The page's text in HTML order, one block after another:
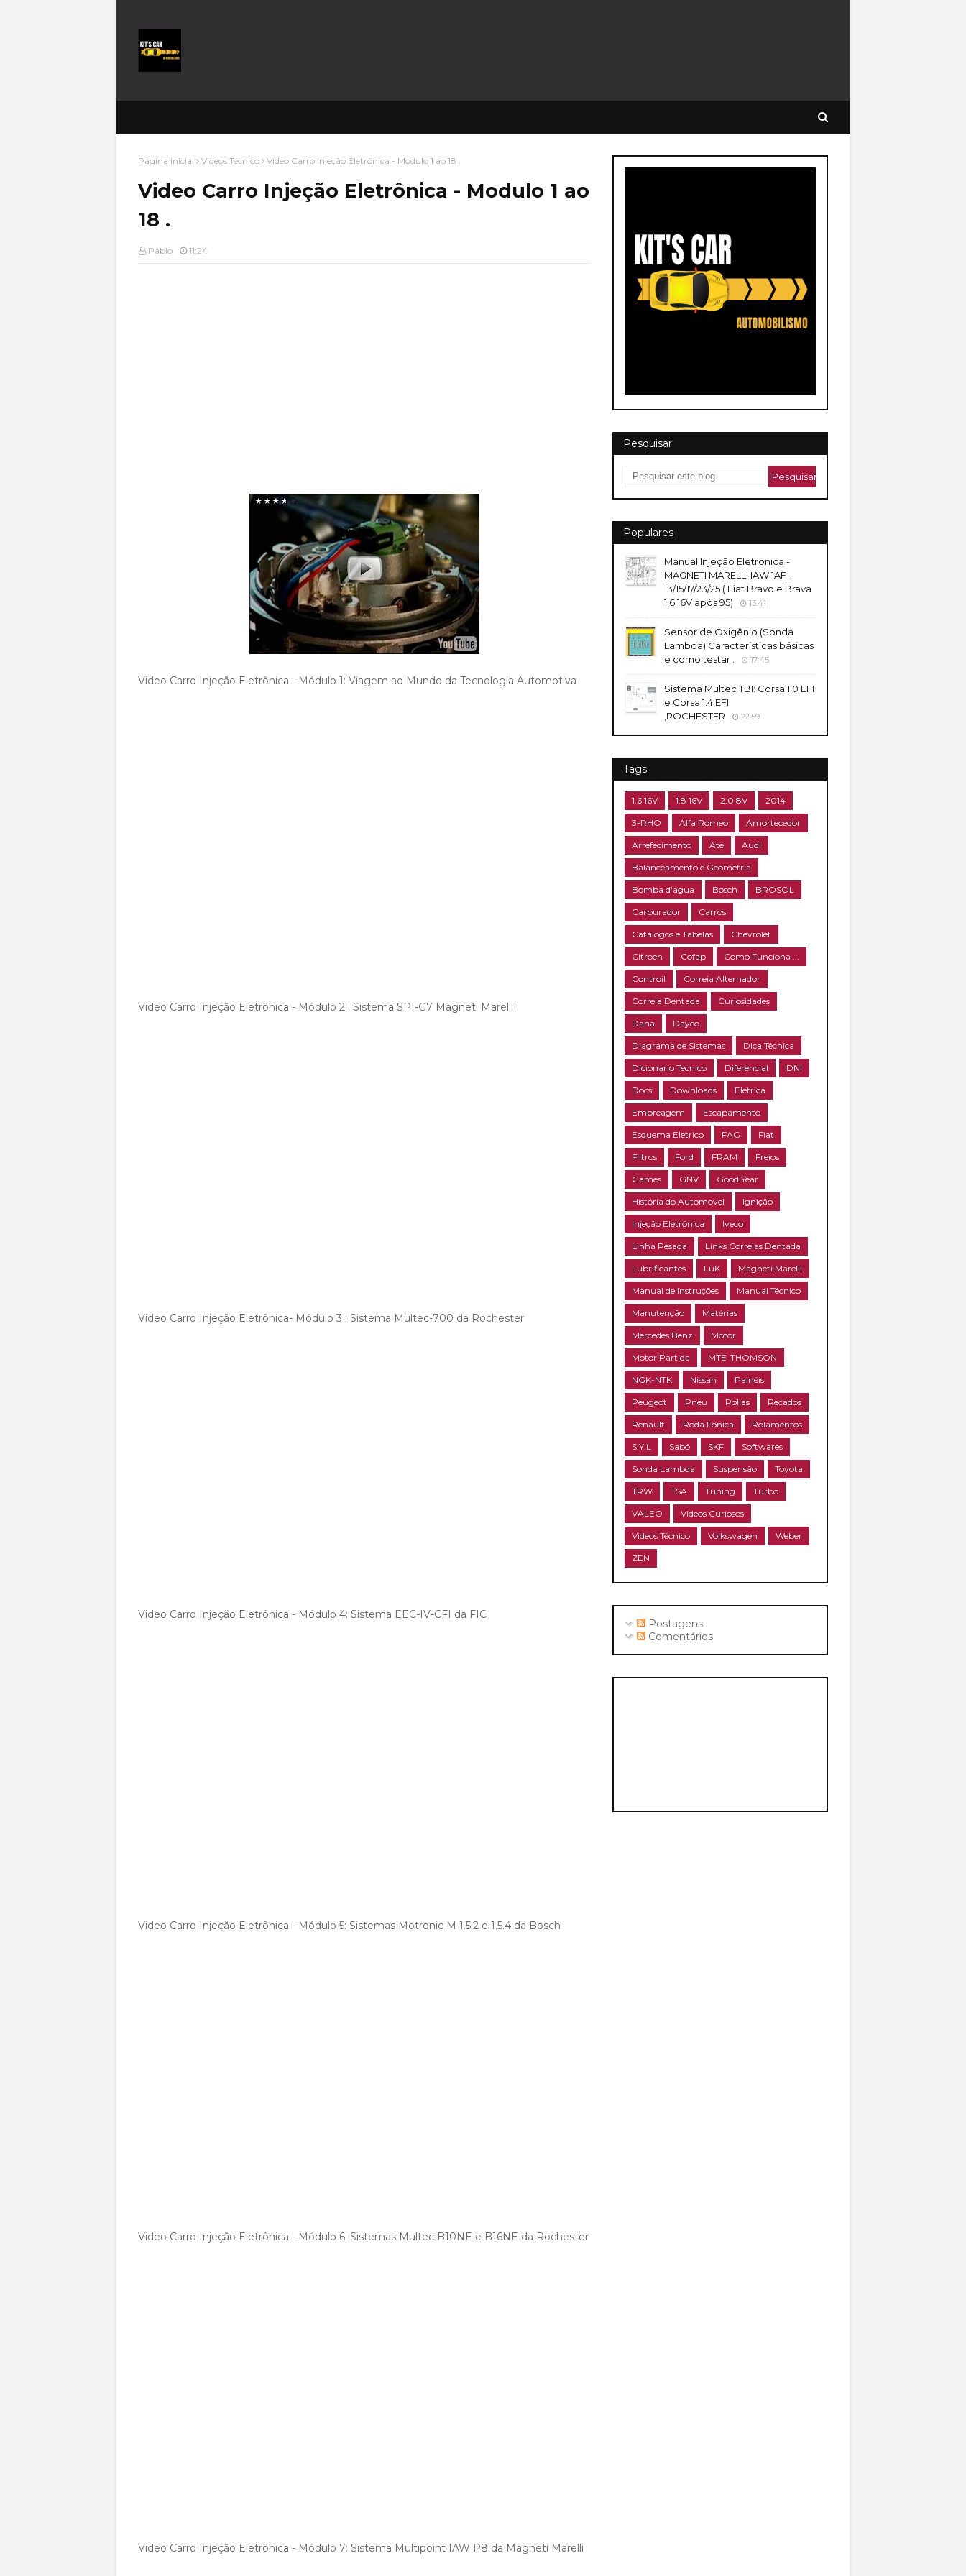
Página inicial Videos Técnico Video Carro Injeção Eletrônica - Modulo 1 ao 18 .
Video Carro Injeção Eletrônica - Modulo 1 ao
18 .
Pablo 11:24
Video Carro Injeção Eletrônica - Módulo 1: Viagem ao Mundo da Tecnologia Automotiva
Video Carro Injeção Eletrônica - Módulo 2 : Sistema SPI-G7 Magneti Marelli
Video Carro Injeção Eletrônica- Módulo 3 : Sistema Multec-700 da Rochester
Video Carro Injeção Eletrônica - Módulo 4: Sistema EEC-IV-CFI da FIC
Video Carro Injeção Eletrônica - Módulo 5: Sistemas Motronic M 1.5.2 e 1.5.4 da Bosch
Video Carro Injeção Eletrônica - Módulo 6: Sistemas Multec B10NE e B16NE da Rochester
Video Carro Injeção Eletrônica - Módulo 7: Sistema Multipoint IAW P8 da Magneti Marelli
Pesquisar
Populares
Manual Injeção Eletronica -
MAGNETI MARELLI IAW 1AF –
13/15/17/23/25 ( Fiat Bravo e Brava
1.6 16V após 95)
13:41
Sensor de Oxigênio (Sonda
Lambda) Caracteristicas básicas
e como testar .
17:45
Sistema Multec TBI: Corsa 1.0 EFI
e Corsa 1.4 EFI
,ROCHESTER
22:59
Tags
1.6 16V 1.8 16V 2.0 8V 2014
3-RHO Alfa Romeo Amortecedor
Arrefecimento Ate Audi
Balanceamento e Geometria
Bomba d'água Bosch BROSOL
Carburador Carros
Catálogos e Tabelas Chevrolet
Citroen Cofap Como Funciona ...
Controil Correia Alternador
Correia Dentada Curiosidades
Dana Dayco
Diagrama de Sistemas Dica Técnica
Dicionario Tecnico Diferencial DNI
Docs Downloads Eletrica
Embreagem Escapamento
Esquema Eletrico FAG Fiat
Filtros Ford FRAM Freios
Games GNV Good Year
História do Automovel Ignição
Injeção Eletrônica Iveco
Linha Pesada Links Correias Dentada
Lubrificantes LuK Magneti Marelli
Manual de Instruções Manual Técnico
Manutenção Matérias
Mercedes Benz Motor
Motor Partida MTE-THOMSON
NGK-NTK Nissan Painéis
Peugeot Pneu Polias Recados
Renault Roda Fônica Rolamentos
S.Y.L Sabó SKF Softwares
Sonda Lambda Suspensão Toyota
TRW TSA Tuning Turbo
VALEO Videos Curiosos
Videos Técnico Volkswagen Weber
ZEN
Postagens
Comentários